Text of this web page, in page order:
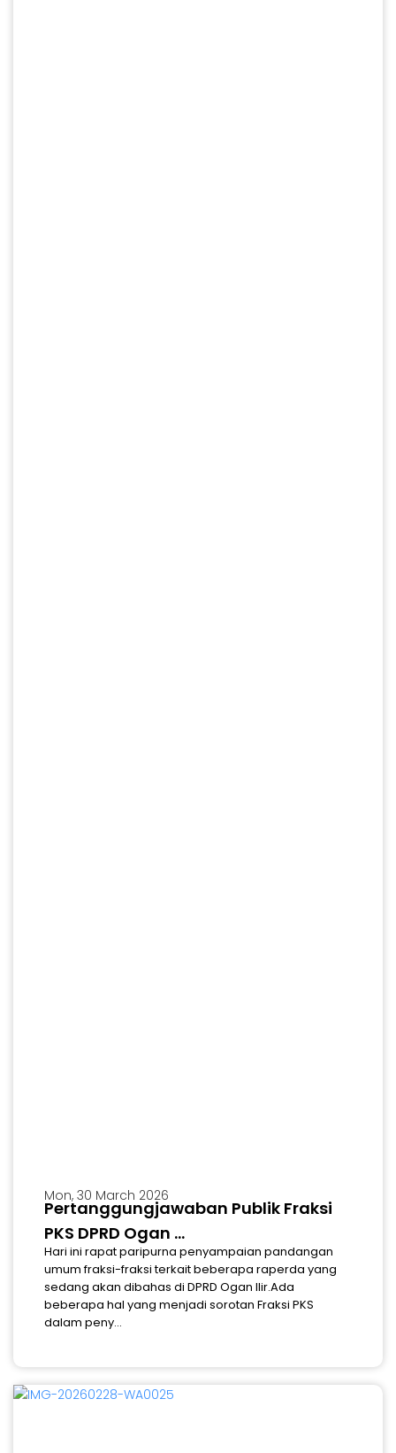
Mon, 30 March 2026
Pertanggungjawaban Publik Fraksi
PKS DPRD Ogan ...
Hari ini rapat paripurna penyampaian pandangan
umum fraksi-fraksi terkait beberapa raperda yang
sedang akan dibahas di DPRD Ogan Ilir.Ada
beberapa hal yang menjadi sorotan Fraksi PKS
dalam peny...